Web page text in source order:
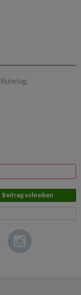
Ruhetag
Beitrag schreiben